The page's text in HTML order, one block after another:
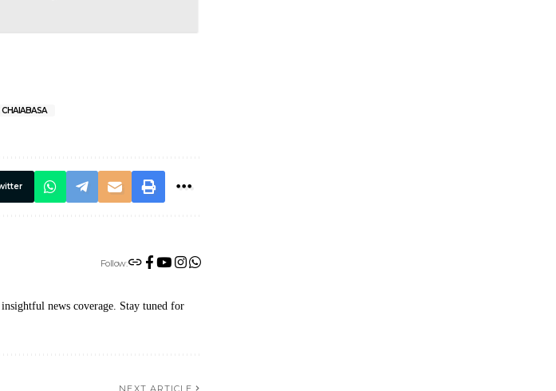
Follow:
news coverage. Stay tuned for
NEXT ARTICLE